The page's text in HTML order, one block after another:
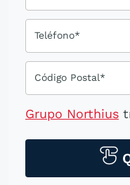
Teléfono*
Código Postal*
Grupo Northius
tecnológicos,
mensajería